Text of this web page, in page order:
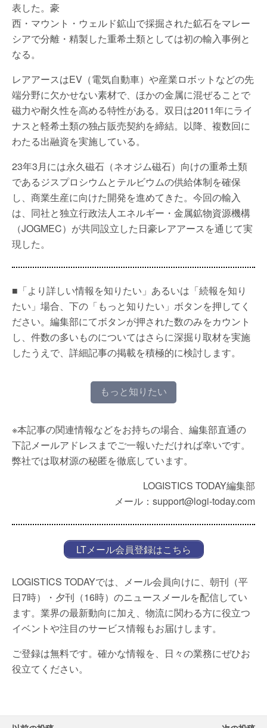
表した。豪
西・マウント・ウェルド鉱山で採掘された鉱石をマレー
シアで分離・精製した重希土類としては初の輸入事例と
なる。
レアアースはEV（電気自動車）や産業ロボットなどの先
端分野に欠かせない素材で、ほかの金属に混ぜることで
磁力や耐久性を高める特性がある。双日は2011年にライ
ナスと軽希土類の独占販売契約を締結。以降、複数回に
わたる出融資を実施している。
23年3月には永久磁石（ネオジム磁石）向けの重希土類
であるジスプロシウムとテルビウムの供給体制を確保
し、商業生産に向けた開発を進めてきた。今回の輸入
は、同社と独立行政法人エネルギー・金属鉱物資源機構
（JOGMEC）が共同設立した日豪レアアースを通じて実
現した。
■「より詳しい情報を知りたい」あるいは「続報を知り
たい」場合、下の「もっと知りたい」ボタンを押してく
ださい。編集部にてボタンが押された数のみをカウント
し、件数の多いものについてはさらに深掘り取材を実施
したうえで、詳細記事の掲載を積極的に検討します。
もっと知りたい
※本記事の関連情報などをお持ちの場合、編集部直通の
下記メールアドレスまでご一報いただければ幸いです。
弊社では取材源の秘匿を徹底しています。
LOGISTICS TODAY編集部
メール：support@logi-today.com
LTメール会員登録はこちら
LOGISTICS TODAYでは、メール会員向けに、朝刊（平
日7時）・夕刊（16時）のニュースメールを配信してい
ます。業界の最新動向に加え、物流に関わる方に役立つ
イベントや注目のサービス情報もお届けします。
ご登録は無料です。確かな情報を、日々の業務にぜひお
役立てください。